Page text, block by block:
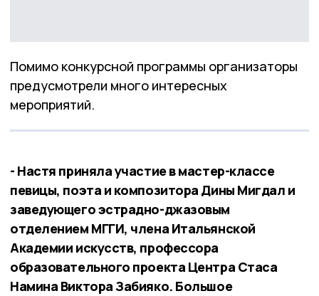
Помимо конкурсной программы организаторы
предусмотрели много интересных
мероприятий.
- Настя приняла участие в мастер-классе
певицы, поэта и композитора Дины Мигдал и
заведующего эстрадно-джазовым
отделением МГГИ, члена Итальянской
Академии искусств, профессора
образовательного проекта Центра Стаса
Намина Виктора Забияко. Большое